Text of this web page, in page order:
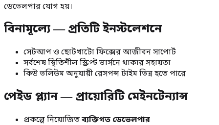
ডেভেলপার যোগ হয়।
বিনামূল্যে — প্রতিটি ইনস্টলেশনে
সেটআপ ও ছোটখাটো ফিক্সের আজীবন সাপোর্ট
সর্বশেষ স্থিতিশীল স্ক্রিপ্ট ভার্সনে থাকার সহায়তা
কিউ ভলিউম অনুযায়ী রেসপন্স টাইম ভিন্ন হতে পারে
পেইড প্ল্যান — প্রায়োরিটি মেইনটেন্যান্স
প্রকল্পে নিয়োজিত ব্যক্তিগত ডেভেলপার